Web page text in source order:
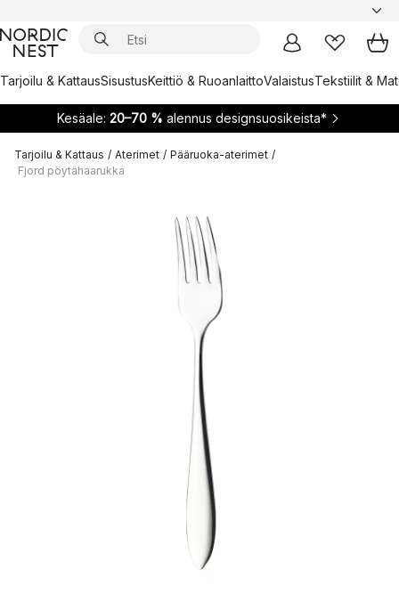
Tarjoilu & KattausSisustusKeittiö & RuoanlaittoValaistusTekstiilit &
Kesäale: 20–70 % alennus designsuosikeista*
Tarjoilu & Kattaus / Aterimet / Pääruoka-aterimet /
Fjord pöytähaarukka